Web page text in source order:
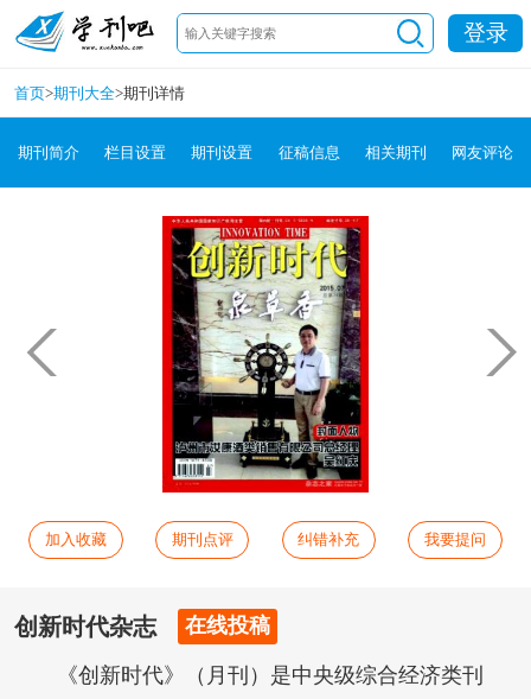
登录
首页>期刊大全>期刊详情
期刊简介 栏目设置 期刊设置 征稿信息 相关期刊 网友评论
加入收藏 期刊点评 纠错补充 我要提问
创新时代杂志 在线投稿
《创新时代》（月刊）是中央级综合经济类刊